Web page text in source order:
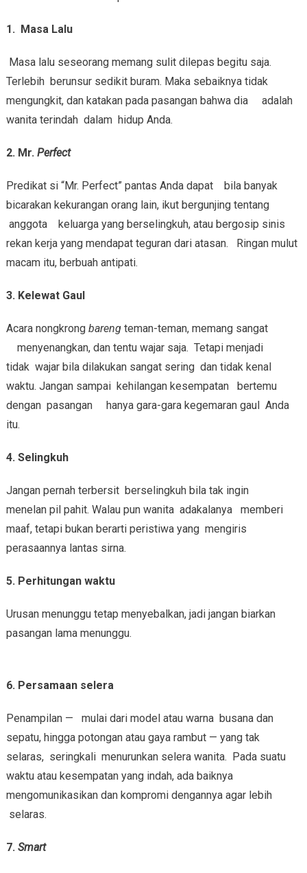
1. Masa Lalu
Masa lalu seseorang memang sulit dilepas begitu saja.
Terlebih berunsur sedikit buram. Maka sebaiknya tidak
mengungkit, dan katakan pada pasangan bahwa dia adalah
wanita terindah dalam hidup Anda.
2. Mr. Perfect
Predikat si “Mr. Perfect” pantas Anda dapat bila banyak
bicarakan kekurangan orang lain, ikut bergunjing tentang
anggota keluarga yang berselingkuh, atau bergosip sinis
rekan kerja yang mendapat teguran dari atasan. Ringan mulut
macam itu, berbuah antipati.
3. Kelewat Gaul
Acara nongkrong bareng teman-teman, memang sangat
menyenangkan, dan tentu wajar saja. Tetapi menjadi
tidak wajar bila dilakukan sangat sering dan tidak kenal
waktu. Jangan sampai kehilangan kesempatan bertemu
dengan pasangan hanya gara-gara kegemaran gaul Anda
itu.
4. Selingkuh
Jangan pernah terbersit berselingkuh bila tak ingin
menelan pil pahit. Walau pun wanita adakalanya memberi
maaf, tetapi bukan berarti peristiwa yang mengiris
perasaannya lantas sirna.
5. Perhitungan waktu
Urusan menunggu tetap menyebalkan, jadi jangan biarkan
pasangan lama menunggu.
6. Persamaan selera
Penampilan — mulai dari model atau warna busana dan
sepatu, hingga potongan atau gaya rambut — yang tak
selaras, seringkali menurunkan selera wanita. Pada suatu
waktu atau kesempatan yang indah, ada baiknya
mengomunikasikan dan kompromi dengannya agar lebih
selaras.
7. Smart